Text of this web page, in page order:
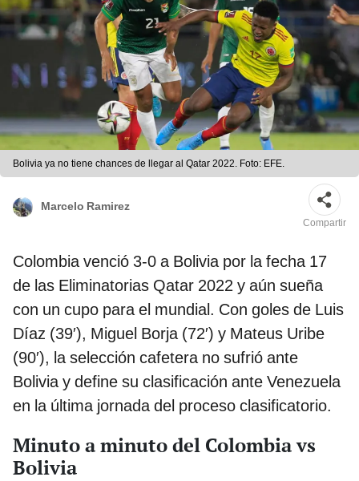
Bolivia ya no tiene chances de llegar al Qatar 2022. Foto: EFE.
Marcelo Ramirez
Compartir
Colombia venció 3-0 a Bolivia por la fecha 17
de las Eliminatorias Qatar 2022 y aún sueña
con un cupo para el mundial. Con goles de Luis
Díaz (39′), Miguel Borja (72′) y Mateus Uribe
(90′), la selección cafetera no sufrió ante
Bolivia y define su clasificación ante Venezuela
en la última jornada del proceso clasificatorio.
Minuto a minuto del Colombia vs
Bolivia